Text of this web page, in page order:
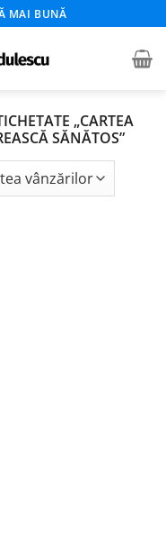
MAI BUNĂ
„CARTEA
SĂNĂTOS”